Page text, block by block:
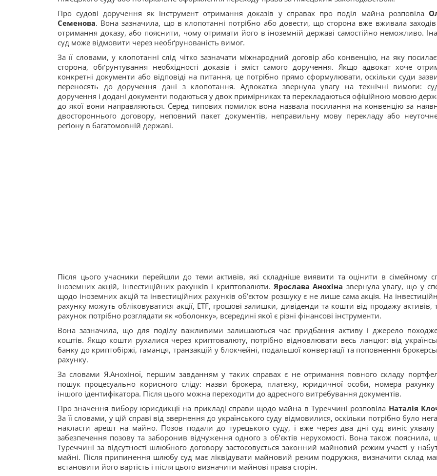
Про судові доручення як інструмент отримання доказів у справах про поділ майна розповіла
Семенова. Вона зазначила, що в клопотанні потрібно або довести, що сторона вже вживала
отримання доказу, або пояснити, чому отримати його в іноземній державі самостійно неможливо.
суд може відмовити через необґрунованість вимог.
За її словами, у клопотанні слід чітко зазначати міжнародний договір або конвенцію, на яку
сторона, обґрунтування необхідності доказів і зміст самого доручення. Якщо адвокат хоче
конкретні документи або відповіді на питання, це потрібно прямо сформулювати, оскільки суди
переносять до доручення дані з клопотання. Адвокатка звернула увагу на технічні вимоги:
доручення і додані документи подаються у двох примірниках та перекладаються офіційною мовою
до якої вони направляються. Серед типових помилок вона назвала посилання на конвенцію за
двостороннього договору, неповний пакет документів, неправильну мову перекладу або
регіону в багатомовній державі.
Після цього учасники перейшли до теми активів, які складніше виявити та оцінити в сімейному
іноземних акцій, інвестиційних рахунків і криптовалюти. Ярослава Анохіна звернула увагу, що у
щодо іноземних акцій та інвестиційних рахунків об’єктом розшуку є не лише сама акція. На
рахунку можуть обліковуватися акції, ETF, грошові залишки, дивіденди та кошти від продажу активів,
рахунок потрібно розглядати як «оболонку», всередині якої є різні фінансові інструменти.
Вона зазначила, що для поділу важливими залишаються час придбання активу і джерело
коштів. Якщо кошти рухалися через криптовалюту, потрібно відновлювати весь ланцюг: від
банку до криптобіржі, гаманця, транзакцій у блокчейні, подальшої конвертації та поповнення
рахунку.
За словами Я.Анохіної, першим завданням у таких справах є не отримання повного складу
пошук процесуально корисного сліду: назви брокера, платежу, юридичної особи, номера
іншого ідентифікатора. Після цього можна переходити до адресного витребування документів.
Про значення вибору юрисдикції на прикладі справи щодо майна в Туреччині розповіла Наталія
За її словами, у цій справі від звернення до українського суду відмовилися, оскільки потрібно було
накласти арешт на майно. Позов подали до турецького суду, і вже через два дні суд виніс
забезпечення позову та заборонив відчуження одного з об’єктів нерухомості. Вона також пояснила,
Туреччині за відсутності шлюбного договору застосовується законний майновий режим участі у
майні. Після припинення шлюбу суд має ліквідувати майновий режим подружжя, визначити склад
встановити його вартість і після цього визначити майнові права сторін.